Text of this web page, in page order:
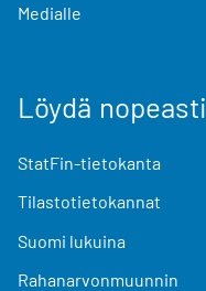
Medialle
Löydä nopeasti
StatFin-tietokanta
Tilastotietokannat
Suomi lukuina
Rahanarvonmuunnin